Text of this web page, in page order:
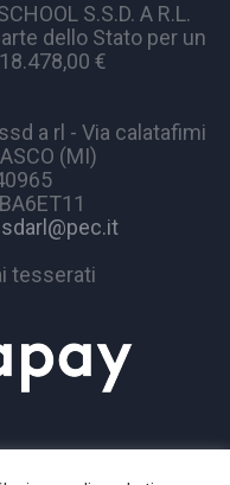
S.S.D. A R.L.
dello Stato per un
€
a rl - Via calatafimi
(MI)
tesserati